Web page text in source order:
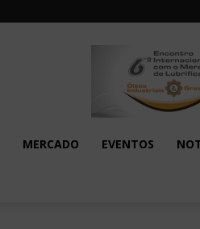
MERCADO EVENTOS